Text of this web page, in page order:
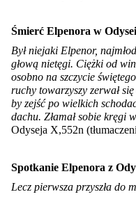
Śmierć Elpenora w
Był niejaki Elpenor,
głową nietęgi. Ciężki od
osobno na szczycie
ruchy towarzyszy zerwał
by zejść po wielkich
dachu. Złamał sobie kręgi
Odyseja X,552n
Spotkanie Elpenora z
Lecz pierwsza przyszła do